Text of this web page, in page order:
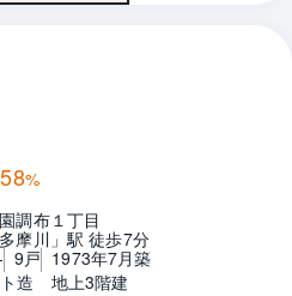
%
調布１丁目
摩川」駅 徒歩7分
9戸 1973年7月築
造　地上3階建